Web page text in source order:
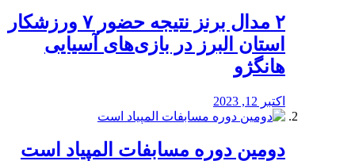
۲ مدال برنز نتیجه حضور ۷ ورزشکار
استان البرز در بازی‌های آسیایی
هانگژو
اکتبر 12, 2023
دومین دوره مسابفات المپیاد است